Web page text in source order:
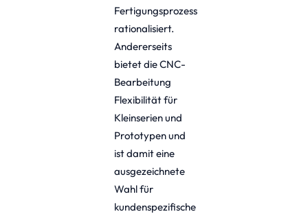
Fertigungsprozess
rationalisiert.
Andererseits
bietet die CNC-
Bearbeitung
Flexibilität für
Kleinserien und
Prototypen und
ist damit eine
ausgezeichnete
Wahl für
kundenspezifische